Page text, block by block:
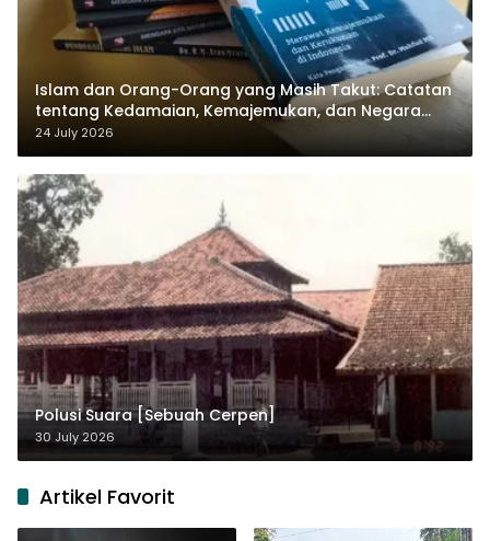
Islam dan Orang-Orang yang Masih Takut: Catatan
tentang Kedamaian, Kemajemukan, dan Negara
dalam Pemikiran Masykuri Abdillah
24 July 2026
Polusi Suara [Sebuah Cerpen]
30 July 2026
Artikel Favorit